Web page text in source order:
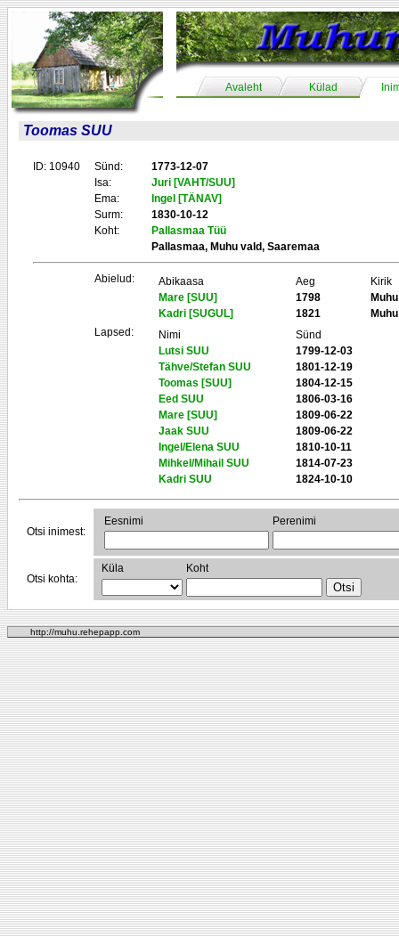
Avaleht Külad
Toomas SUU
ID: 10940 Sünd:
1773-12-07
Isa:
Juri [VAHT/SUU]
Ema:
Ingel [TÄNAV]
Surm:
1830-10-12
Koht:
Pallasmaa Tüü
Pallasmaa, Muhu vald, Saaremaa
Abielud: Abikaasa Aeg
Kirik
Mare [SUU]
1798
Muhu
Kadri [SUGUL]
1821
Muhu
Lapsed:
Nimi
Sünd
Lutsi SUU
1799-12-03
Tähve/Stefan SUU
1801-12-19
Toomas [SUU]
1804-12-15
Eed SUU
1806-03-16
Mare [SUU]
1809-06-22
Jaak SUU
1809-06-22
Ingel/Elena SUU
1810-10-11
Mihkel/Mihail SUU
1814-07-23
Kadri SUU
1824-10-10
Otsi inimest:
Eesnimi Perenimi
Otsi kohta:
Küla Koht
http://muhu.rehepapp.com